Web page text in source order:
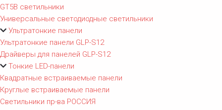
GT5B светильники
Универсальные светодиодные светильники
Ультратонкие панели
Ультратонкие панели GLP-S12
Драйверы для панелей GLP-S12
Тонкие LED-панели
Квадратные встраиваемые панели
Круглые встраиваемые панели
Светильники пр-ва РОССИЯ